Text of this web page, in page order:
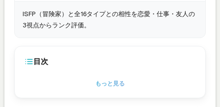
ISFP（冒険家）と全16タイプとの相性を恋愛・仕事・友人の
3視点からランク評価。
目次
もっと見る